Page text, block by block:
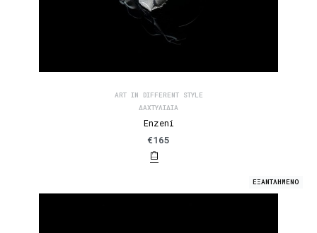
ART IN DIFFERENT STYLE
ΔΑΧΤΥΛΊΔΙΑ
Enzeni
€165
ΕΞΑΝΤΛΗΜΕΝΟ